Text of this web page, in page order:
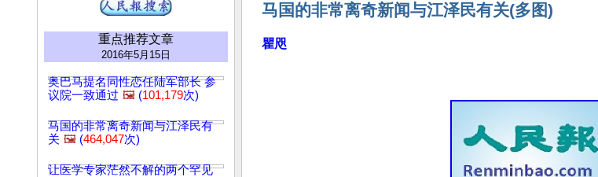
重点推荐文章
2016年5月15日
奥巴马提名同性恋任陆军部长 参
议院一致通过 🖼️ (101,179次)
马国的非常离奇新闻与江泽民有
关 🖼️ (464,047次)
让医学专家茫然不解的两个罕见
马国的非常离奇新闻与江泽民有关(多图)
瞿咫